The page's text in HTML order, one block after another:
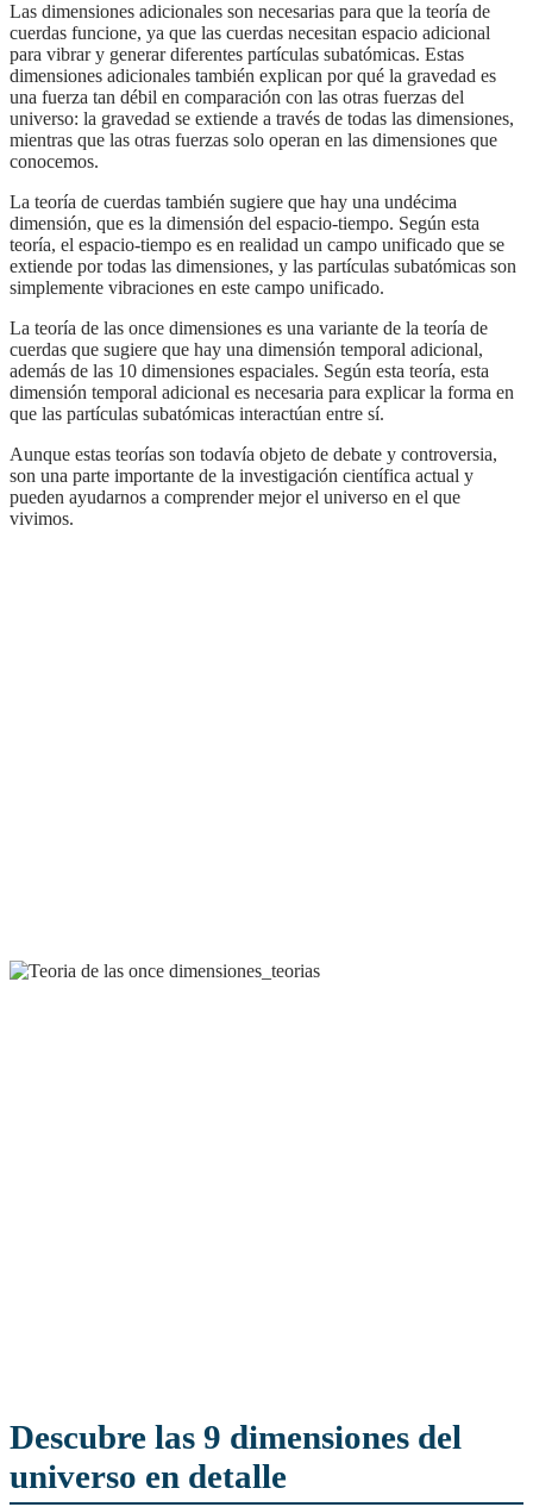
Las dimensiones adicionales son necesarias para que la teoría de
cuerdas funcione, ya que las cuerdas necesitan espacio adicional
para vibrar y generar diferentes partículas subatómicas. Estas
dimensiones adicionales también explican por qué la gravedad es
una fuerza tan débil en comparación con las otras fuerzas del
universo: la gravedad se extiende a través de todas las dimensiones,
mientras que las otras fuerzas solo operan en las dimensiones que
conocemos.
La teoría de cuerdas también sugiere que hay una undécima
dimensión, que es la dimensión del espacio-tiempo. Según esta
teoría, el espacio-tiempo es en realidad un campo unificado que se
extiende por todas las dimensiones, y las partículas subatómicas son
simplemente vibraciones en este campo unificado.
La teoría de las once dimensiones es una variante de la teoría de
cuerdas que sugiere que hay una dimensión temporal adicional,
además de las 10 dimensiones espaciales. Según esta teoría, esta
dimensión temporal adicional es necesaria para explicar la forma en
que las partículas subatómicas interactúan entre sí.
Aunque estas teorías son todavía objeto de debate y controversia,
son una parte importante de la investigación científica actual y
pueden ayudarnos a comprender mejor el universo en el que
vivimos.
Descubre las 9 dimensiones del
universo en detalle